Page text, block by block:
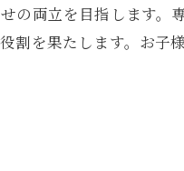
両立を目指します。
割を果たします。お子